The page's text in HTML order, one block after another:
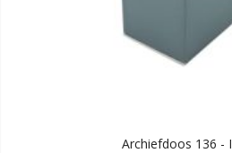
Archiefdoos 136 -